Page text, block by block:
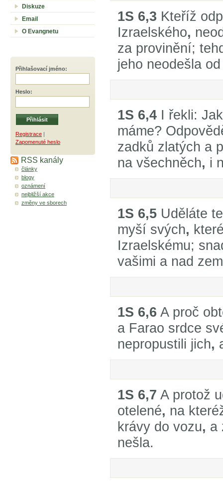
Diskuze
Email
O Evangnetu
Přihlašovací jméno:
Heslo:
Registrace |
Zapomenuté heslo
RSS kanály
články
blogy
oznámení
nejbližší akce
změny ve sborech
1S 6,3 Kteříž
Izraelského,
za provinění;
jeho neodešla
1S 6,4 I řekli:
máme?
zadků zlatých a
na všechněch, i
1S 6,5 Uděláte
myší svých,
Izraelskému;
vašimi a nad
1S 6,6 A proč
a Farao srdce
nepropustili jich,
1S 6,7 A protož
otelené, na
krávy do vozu, a
nešla.